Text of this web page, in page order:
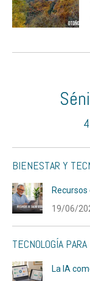
BIENESTAR Y
19/06/
TECNOLOGÍA
La IA